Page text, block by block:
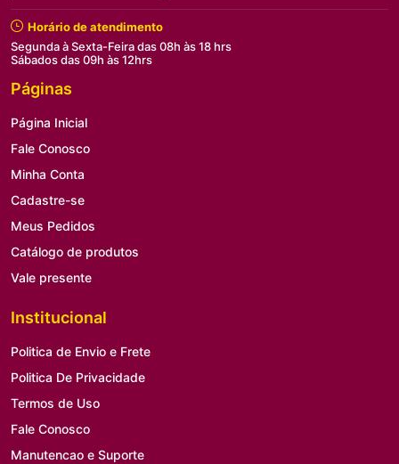
Horário de atendimento
Segunda à Sexta-Feira das 08h às 18 hrs
Sábados das 09h às 12hrs
Páginas
Página Inicial
Fale Conosco
Minha Conta
Cadastre-se
Meus Pedidos
Catálogo de produtos
Vale presente
Institucional
Politica de Envio e Frete
Politica De Privacidade
Termos de Uso
Fale Conosco
Manutencao e Suporte